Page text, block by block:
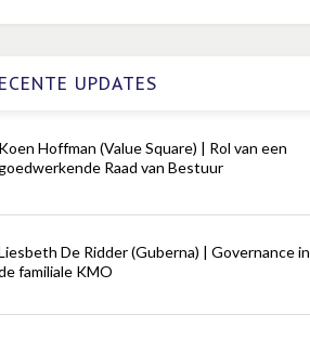
UPDATES
Koen Hoffman (Value Square) | Rol van een
Raad van Bestuur
De Ridder (Guberna) | Governance in
familiale KMO